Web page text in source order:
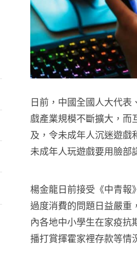
日前，中國全國人大代
戲產業規模不斷擴大，而
及，令未成年人沉迷遊戲
未成年人玩遊戲要用臉部
楊金龍日前接受《中青報
過度消費的問題日益嚴重
內各地中小學生在家疫抗
播打賞揮霍家裡存款等情